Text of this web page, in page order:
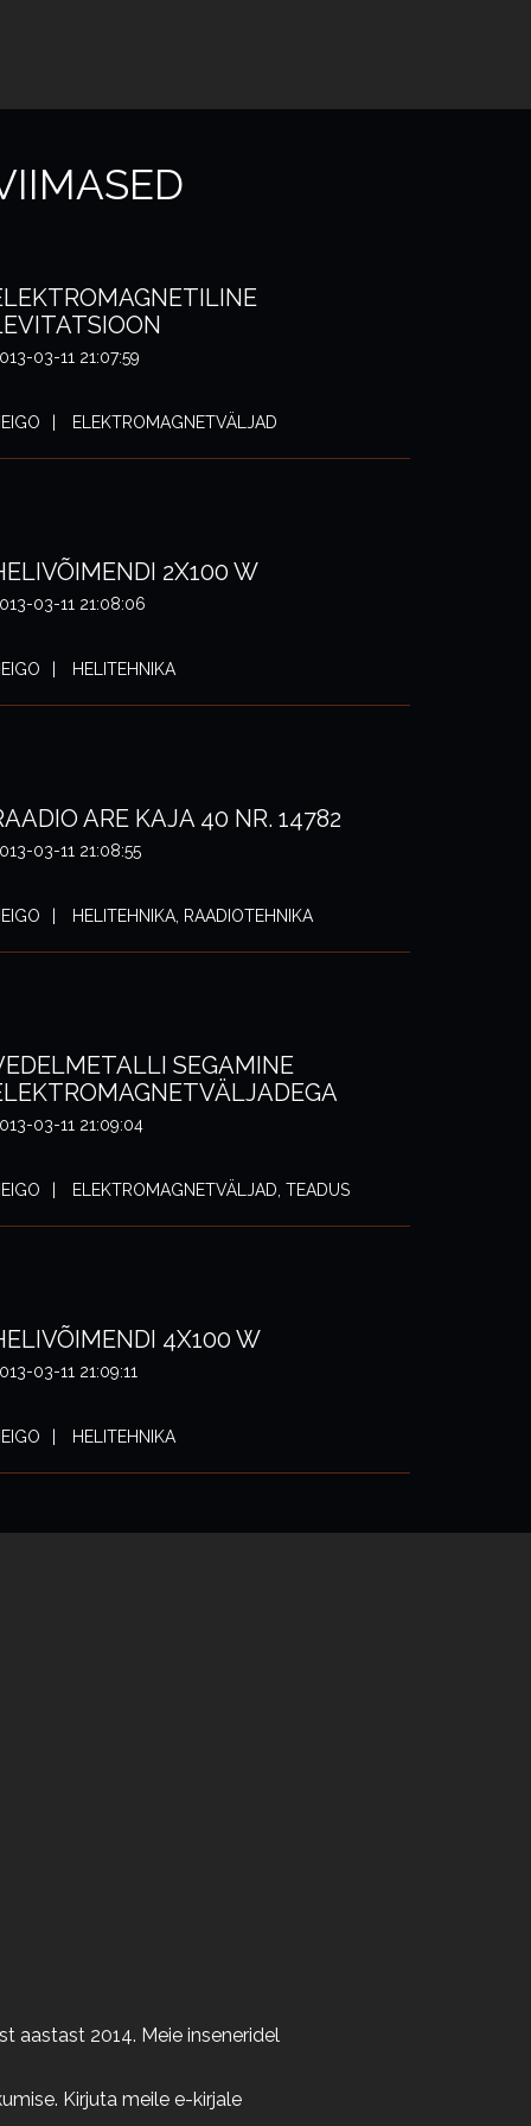
03-11 21:07:59
ELEKTROMAGNETVÄLJAD
2X100 W
03-11 21:08:06
HELITEHNIKA
ARE KAJA 40 NR. 14782
03-11 21:08:55
HELITEHNIKA, RAADIOTEHNIKA
SEGAMINE
03-11 21:09:04
ELEKTROMAGNETVÄLJAD, TEADUS
4X100 W
03-11 21:09:11
HELITEHNIKA
aastast 2014. Meie inseneridel
Kirjuta meile e-kirjale